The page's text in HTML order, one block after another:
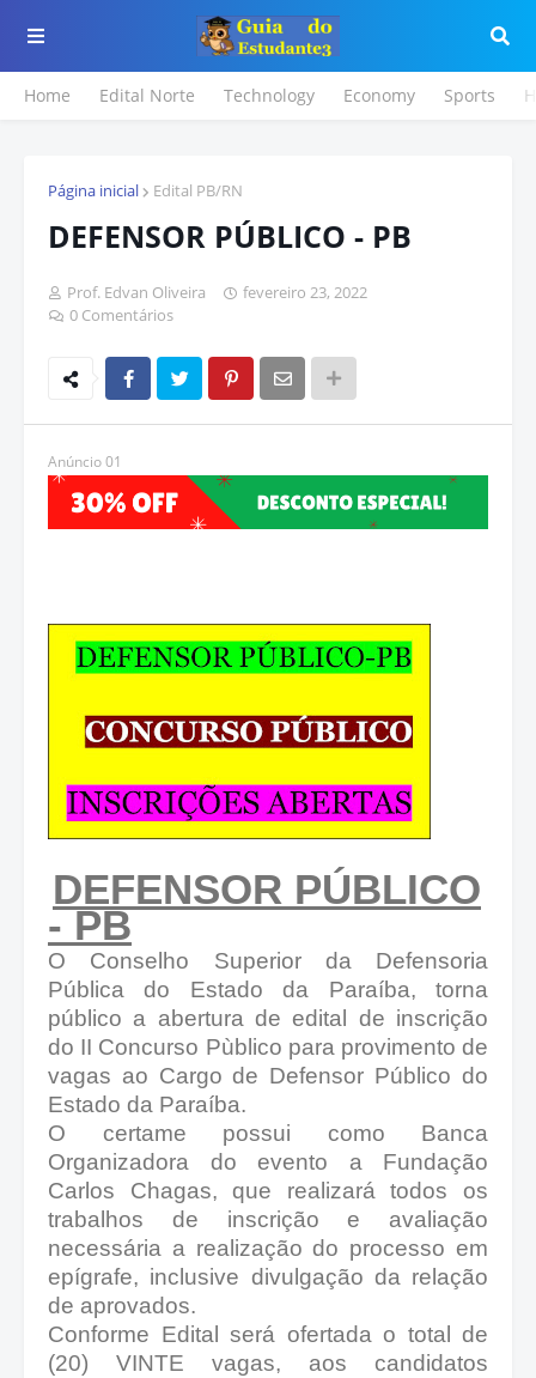
Home Edital Norte Technology Economy Sports
Página inicial Edital PB/RN
DEFENSOR PÚBLICO - PB
Prof. Edvan Oliveira
fevereiro 23, 2022
0 Comentários
Anúncio 01
DEFENSOR PÚBLICO
- PB
O Conselho Superior da Defensoria
Pública do Estado da Paraíba, torna
público a abertura de edital de inscrição
do II Concurso Pùblico para provimento de
vagas ao Cargo de Defensor Público do
Estado da Paraíba.
O certame possui como Banca
Organizadora do evento a Fundação
Carlos Chagas, que realizará todos os
trabalhos de inscrição e avaliação
necessária a realização do processo em
epígrafe, inclusive divulgação da relação
de aprovados.
Conforme Edital será ofertada o total de
(20) VINTE vagas, aos candidatos